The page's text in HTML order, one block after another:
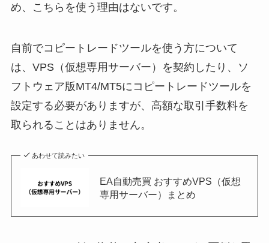
め、こちらを使う理由はないです。
自前でコピートレードツールを使う方について
は、VPS（仮想専用サーバー）を契約したり、ソ
フトウェア版MT4/MT5にコピートレードツールを
設定する必要がありますが、高額な取引手数料を
取られることはありません。
あわせて読みたい
EA自動売買 おすすめVPS（仮想
専用サーバー）まとめ